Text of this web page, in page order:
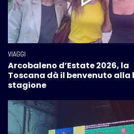
VIAGGI
Arcobaleno d’Estate 2026, la
Toscana dà il benvenuto alla
stagione